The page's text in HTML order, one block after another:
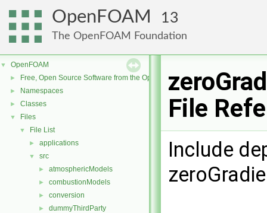
OpenFOAM 13
The OpenFOAM Foundation
▼ OpenFOAM
► Free, Open Source Software from the OpenFOAM Foundation
► Namespaces
► Classes
▼ Files
▼ File List
► applications
▼ src
► atmosphericModels
► combustionModels
► conversion
► dummyThirdParty
File
Include